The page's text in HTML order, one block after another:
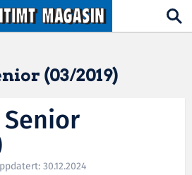
(03/2019)
30.12.2024